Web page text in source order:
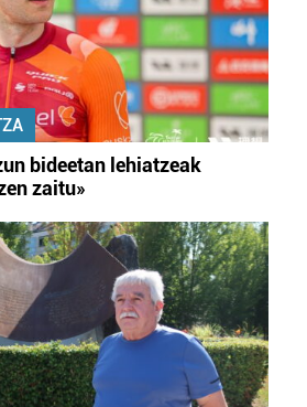
beren ustez zein helburutarako
eta horren aurka nola egin
prozesatzeko moduari
eta ezarri zure lehentasunak
unetan alda edo ken dezakezu
adierazpenean.
propioak eta hirugarrenen cookie-
ditu. Zure esperientzia eta
asmoz, cookie teknologiaz
onartuz gero, teknologia hori
ematen diguzu. Gehiago
bideetan lehiatzeak
zaitu»